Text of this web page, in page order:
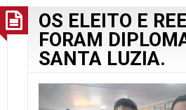
OS ELEITO E
FORAM
SANTA LUZIA.